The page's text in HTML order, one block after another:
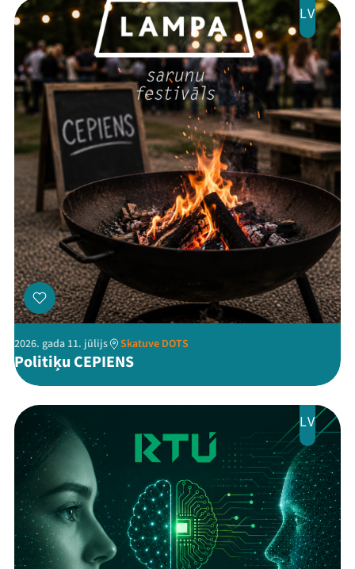
Mana programma
Festivāls
Programma
Arhīvs
Viņi bija LAMPĀ 2026
Jaunumi
Ziedo
Veikals
LV
2026. gada 11. jūlijs Skatuve DOTS
Politiķu CEPIENS
LV